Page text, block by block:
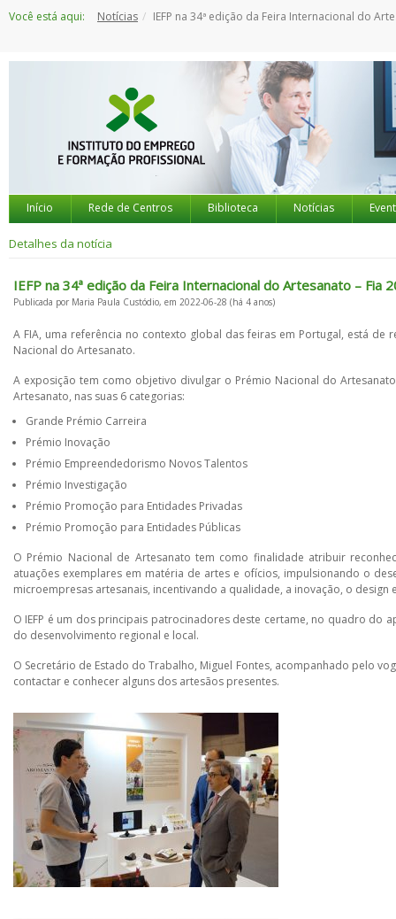
paraVocê está aqui: Notícias IEFP na 34ª edição da Feira Internacional do Artesanato – Fia 2022
Início Rede de Centros Biblioteca Notícias
Detalhes da notícia
IEFP na 34ª edição da Feira Internacional do Artesanato – Fia
Publicada por Maria Paula Custódio, em 2022-06-28 (há 4 anos)
A FIA, uma referência no contexto global das feiras em Portugal, está
Nacional do Artesanato.
A exposição tem como objetivo divulgar o Prémio Nacional do
Artesanato, nas suas 6 categorias:
Grande Prémio Carreira
Prémio Inovação
Prémio Empreendedorismo Novos Talentos
Prémio Investigação
Prémio Promoção para Entidades Privadas
Prémio Promoção para Entidades Públicas
O Prémio Nacional de Artesanato tem como finalidade atribuir
atuações exemplares em matéria de artes e ofícios, impulsionando o
microempresas artesanais, incentivando a qualidade, a inovação, o
O IEFP é um dos principais patrocinadores deste certame, no quadro
do desenvolvimento regional e local.
O Secretário de Estado do Trabalho, Miguel Fontes, acompanhado pelo
contactar e conhecer alguns dos artesãos presentes.